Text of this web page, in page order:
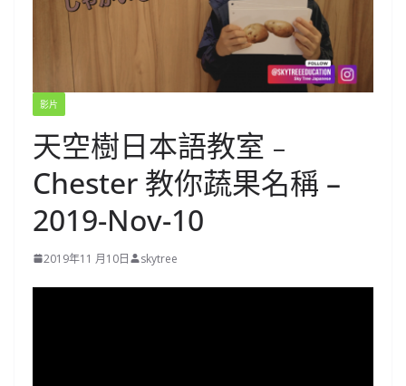
影片
天空樹日本語教室﹣
Chester 教你蔬果名稱 –
2019-Nov-10
2019年11 月10日 skytree